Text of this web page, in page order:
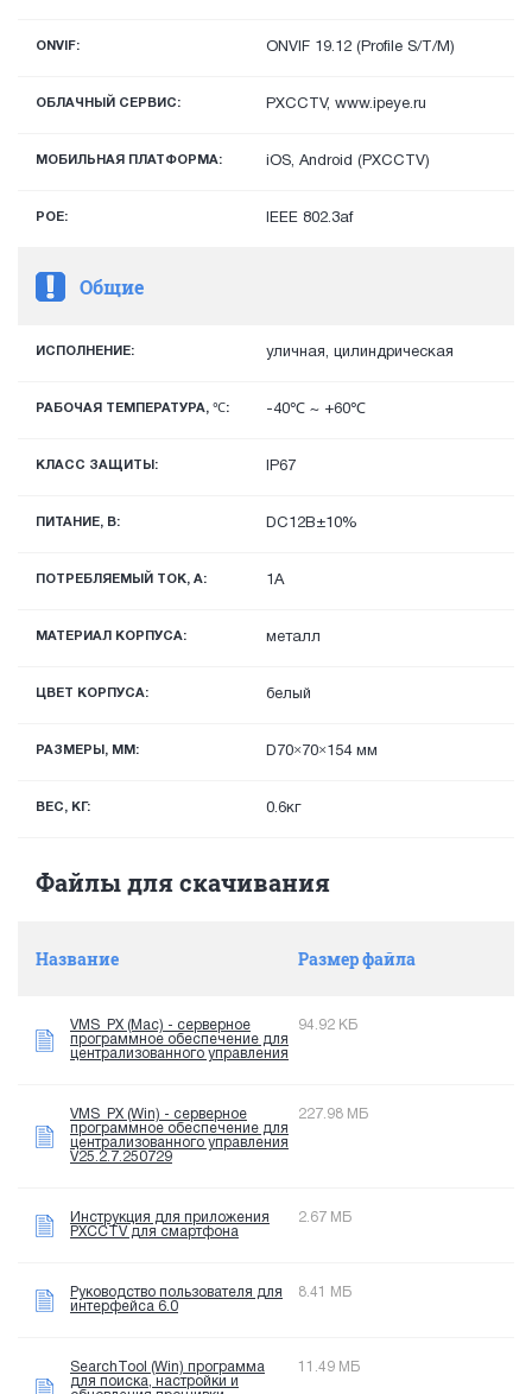
ONVIF: ONVIF 19.12 (Profile S/T/M)
ОБЛАЧНЫЙ СЕРВИС: PXCCTV, www.ipeye.ru
МОБИЛЬНАЯ ПЛАТФОРМА: iOS, Android (PXCCTV)
POE: IEEE 802.3af
Общие
ИСПОЛНЕНИЕ: уличная, цилиндрическая
РАБОЧАЯ ТЕМПЕРАТУРА, ℃: -40℃ ~ +60℃
КЛАСС ЗАЩИТЫ: IP67
ПИТАНИЕ, В: DC12В±10%
ПОТРЕБЛЯЕМЫЙ ТОК, А: 1А
МАТЕРИАЛ КОРПУСА: металл
ЦВЕТ КОРПУСА: белый
РАЗМЕРЫ, ММ: D70×70×154 мм
ВЕС, КГ: 0.6кг
Файлы для скачивания
Название Размер файла
VMS_PX (Mac) - серверное
программное обеспечение для
централизованного управления
94.92 КБ
VMS_PX (Win) - серверное
программное обеспечение для
централизованного управления
V25.2.7.250729
227.98 МБ
Инструкция для приложения
PXCCTV для смартфона
2.67 МБ
Руководство пользователя для
интерфейса 6.0
8.41 МБ
SearchTool (Win) программа
для поиска, настройки и
11.49 МБ